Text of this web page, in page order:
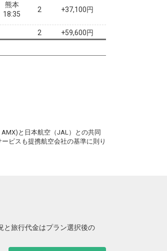
熊本
18:35
2 +37,100円
2 +59,600円
2 +2,300円
と日本航空（JAL）との共同
ビスも提携航空会社の基準に則り
と旅行代金はプラン選択後の